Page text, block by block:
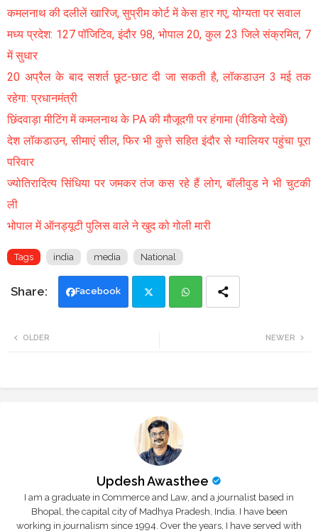
कमलनाथ की दलीलें खारिज, सुप्रीम कोर्ट में केस हार गए, योग्यता पर सवाल
मध्य प्रदेश: 127 पॉजिटिव, इंदौर 98, भोपाल 20, कुल 23 जिले संक्रमित, 7
में सुधार
20 अप्रैल के बाद सशर्त छूट-छाट दी जा सकती है, लॉकडाउन 3 मई तक
रहेगा: प्रधानमंत्री
छिंदवाड़ा मीटिंग में कमलनाथ के PA की मौजूदगी पर हंगामा (वीडियो देखें)
देश लॉकडाउन, सीमाएं सील, फिर भी कुत्ते सहित इंदौर से ग्वालियर पहुंचा पूरा
परिवार
ज्योतिरादित्य सिंधिया पर जमकर तंज कस रहे हैं लोग, बॉलीवुड ने भी चुटकी
ली
भोपाल में ऑनड्यूटी पुलिस वाले ने खुद को गोली मारी
Tags india media National
Facebook
NEWER
OLDER
Updesh Awasthee
I am a graduate in Commerce and Law, and a journalist based in
Bhopal, the capital city of Madhya Pradesh, India. I have been
working in journalism since 1994. Over the years, I have served with